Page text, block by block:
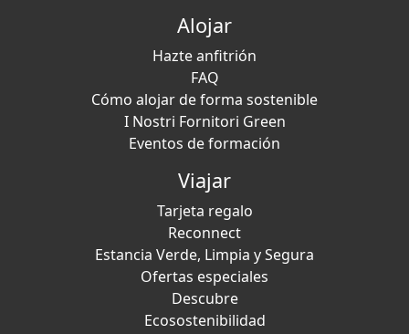
Alojar
Hazte anfitrión
FAQ
Cómo alojar de forma sostenible
I Nostri Fornitori Green
Eventos de formación
Viajar
Tarjeta regalo
Reconnect
Estancia Verde, Limpia y Segura
Ofertas especiales
Descubre
Ecosostenibilidad